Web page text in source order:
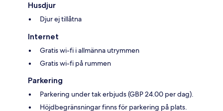
Husdjur
Djur ej tillåtna
Internet
Gratis wi-fi i allmänna utrymmen
Gratis wi-fi på rummen
Parkering
Parkering under tak erbjuds (GBP 24.00 per dag).
Höjdbegränsningar finns för parkering på plats.